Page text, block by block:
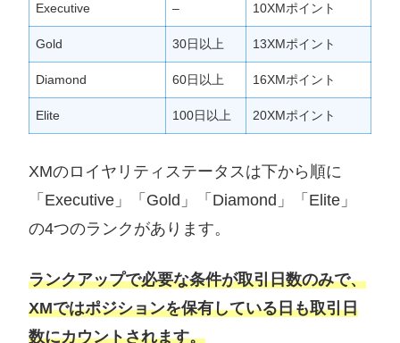
Executive – 10XMポイント
Gold 30日以上 13XMポイント
Diamond 60日以上 16XMポイント
Elite 100日以上 20XMポイント
XMのロイヤリティステータスは下から順に
「Executive」「Gold」「Diamond」「Elite」
の4つのランクがあります。
ランクアップで必要な条件が取引日数のみで、
XMではポジションを保有している日も取引日
数にカウントされます。